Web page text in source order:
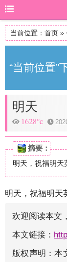
当前位置： 首页 »
“当前位置”
明天
1628°c
摘要：
明天，祝福明天
明天，祝福明天
欢迎阅读本文
本文链接：
版权声明：本